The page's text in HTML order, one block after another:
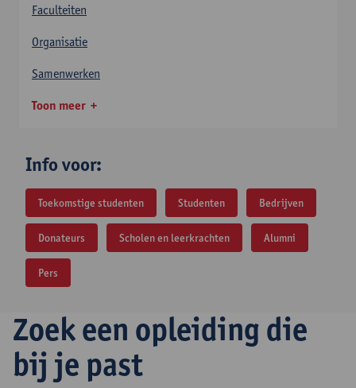
Faculteiten
Organisatie
Samenwerken
Toon meer
Info voor:
Toekomstige studenten Studenten Bedrijven
Donateurs Scholen en leerkrachten Alumni
Pers
Zoek een opleiding die
bij je past